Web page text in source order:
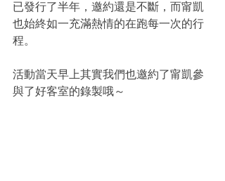
已發行了半年，邀約還是不斷，而甯凱
也始終如一充滿熱情的在跑每一次的行
程。
活動當天早上其實我們也邀約了甯凱參
與了好客室的錄製哦～